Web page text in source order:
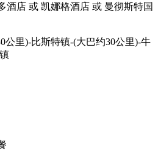
酒店 或 凯娜格酒店 或 曼彻斯特国
公里)-比斯特镇-(大巴约30公里)-牛